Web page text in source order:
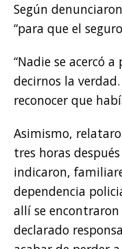
Según
“para que el
“Nadie se acercó
decirnos la
reconocer que
Asimismo,
tres horas
indicaron,
dependencia
allí se
declarado